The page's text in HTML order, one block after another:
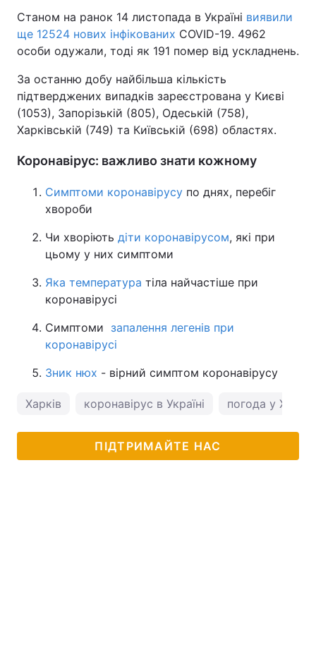
Станом на ранок 14 листопада в Україні виявили
ще 12524 нових інфікованих COVID-19. 4962
особи одужали, тоді як 191 помер від ускладнень.
За останню добу найбільша кількість
підтверджених випадків зареєстрована у Києві
(1053), Запорізькій (805), Одеській (758),
Харківській (749) та Київській (698) областях.
Коронавірус: важливо знати кожному
Симптоми коронавірусу по днях, перебіг
хвороби
Чи хворіють діти коронавірусом, які при
цьому у них симптоми
Яка температура тіла найчастіше при
коронавірусі
Симптоми запалення легенів при
коронавірусі
Зник нюх - вірний симптом коронавірусу
Харків коронавірус в Україні погода у
ПІДТРИМАЙТЕ НАС